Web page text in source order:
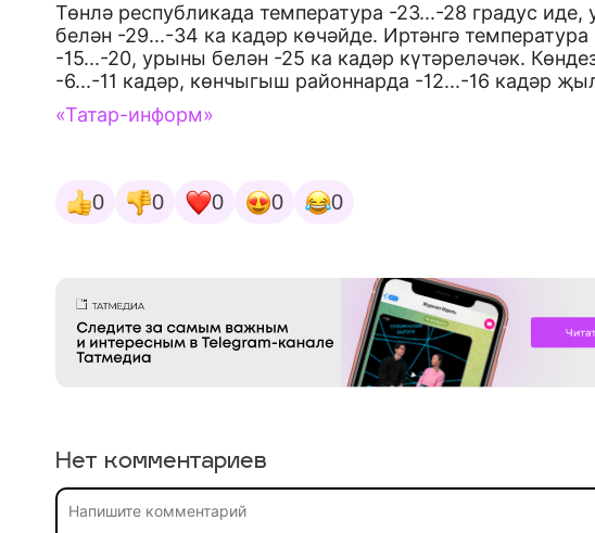
Төнлә республикада температура -23...-28 градус иде,
белән -29...-34 ка кадәр көчәйде. Иртәнгә температура
-15...-20, урыны белән -25 ка кадәр күтәреләчәк.
-6...-11 кадәр, көнчыгыш районнарда -12...-16 кадәр
«Татар-информ»
0 0 0 0 0
Нет комментариев